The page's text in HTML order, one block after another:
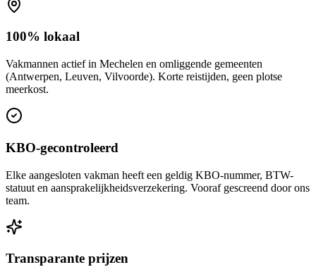
100% lokaal
Vakmannen actief in Mechelen en omliggende gemeenten
(Antwerpen, Leuven, Vilvoorde). Korte reistijden, geen plotse
meerkost.
KBO-gecontroleerd
Elke aangesloten vakman heeft een geldig KBO-nummer, BTW-
statuut en aansprakelijkheidsverzekering. Vooraf gescreend door ons
team.
Transparante prijzen